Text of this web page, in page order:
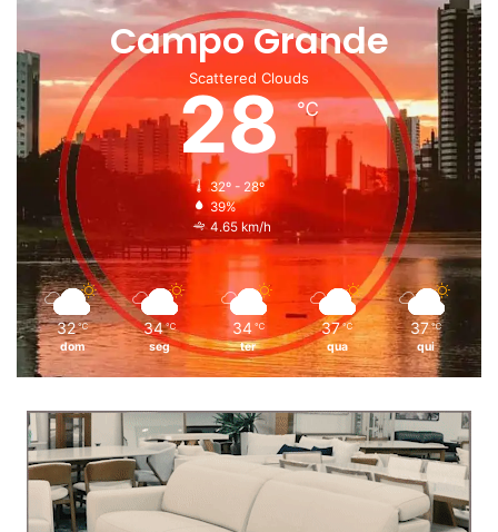
Campo Grande
Scattered Clouds
28℃
32º - 28º
39%
4.65 km/h
32 ℃
dom
34 ℃
seg
34 ℃
ter
37 ℃
qua
37 ℃
qui